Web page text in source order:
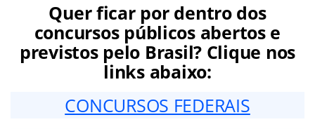
Quer ficar por dentro dos
concursos públicos abertos e
previstos pelo Brasil? Clique nos
links abaixo:
CONCURSOS FEDERAIS